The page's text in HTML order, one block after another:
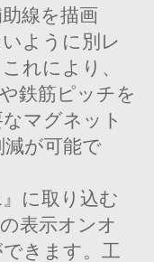
線を描画
ように別レ
れにより、
鉄筋ピッチを
マグネット
が可能で
に取り込む
表示オンオ
きます。工